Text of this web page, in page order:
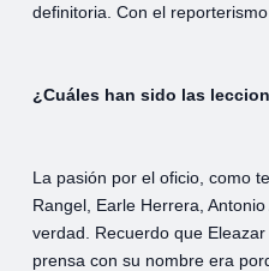
definitoria. Con el
¿Cuáles han sido las
La pasión por el oficio, como
Rangel, Earle Herrera,
verdad. Recuerdo que
prensa con su nombre era